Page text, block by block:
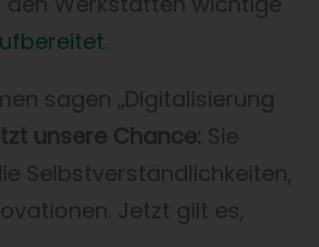
sagen „Digitalisierung
unsere Chance: Sie
Selbstverständlichkeiten,
Jetzt gilt es,